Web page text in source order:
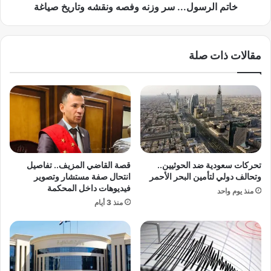
ز
ي
ب
ا
ل
ش
ق
ي
ة
س
ط
ح
س
ز
ن
ه
و
ف
ه
و
ن
ش
ه
ت
خاتم الرسول... سر وزنه وفصه ونقشه وتاريخ صياغة
مقالات ذات صلة
تحركات سعودية ضد الحوثيين..
وتحالف دولي لتأمين البحر الأحمر
منذ يوم واحد
قصة القاضي المزيف.. تفاصيل
انتحال صفة مستشار وتصوير
فيديوهات داخل المحكمة
منذ 3 أيام